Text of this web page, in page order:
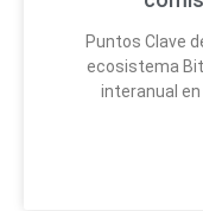
Puntos Clave
ecosistema
interanual